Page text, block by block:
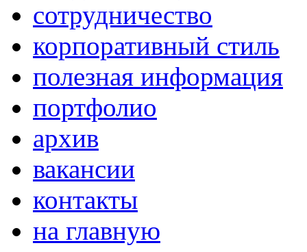
сотрудничество
корпоративный стиль
полезная информация
портфолио
архив
вакансии
контакты
на главную